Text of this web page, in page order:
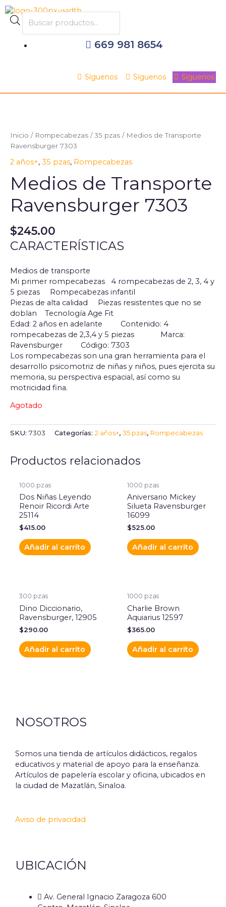
al
contenido
Products
search
669 981 8654
Síguenos Síguenos Síguenos
Inicio / Rompecabezas /35 pzas / Medios de Transporte
Ravensburger 7303
2 años+, 35 pzas, Rompecabezas
Medios de Transporte
Ravensburger 7303
$245.00
CARACTERÍSTICAS
Medios de transporte
Mi primer rompecabezas 4 rompecabezas de 2, 3, 4 y
5 piezas Rompecabezas infantil
Piezas de alta calidad Piezas resistentes que no se
doblan Tecnología Age Fit
Edad: 2 años en adelante Contenido: 4
rompecabezas de 2,3,4 y 5 piezas Marca:
Ravensburger Código: 7303
Los rompecabezas son una gran herramienta para el
desarrollo psicomotriz de niñas y niños, pues ejercita su
memoria, su perspectiva espacial, así como su
motricidad fina.
Agotado
SKU: 7303 Categorías: 2 años+, 35 pzas, Rompecabezas
Productos relacionados
1000 pzas
Dos Niñas Leyendo
Renoir Ricordi Arte
25114
$415.00
Añadir al carrito
1000 pzas
Aniversario Mickey
Silueta Ravensburger
16099
$525.00
Añadir al carrito
300 pzas
Dino Diccionario,
Ravensburger, 12905
$290.00
Añadir al carrito
1000 pzas
Charlie Brown
Aquiarius 12597
$365.00
Añadir al carrito
NOSOTROS
Somos una tienda de artículos didácticos, regalos
educativos y material de apoyo para la enseñanza.
Artículos de papelería escolar y oficina, ubicados en
la ciudad de Mazatlán, Sinaloa.
Aviso de privacidad
UBICACIÓN
Av. General Ignacio Zaragoza 600